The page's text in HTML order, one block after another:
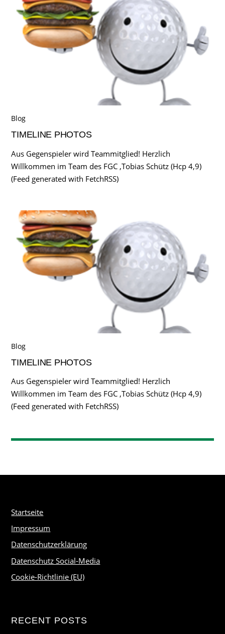
Blog
TIMELINE PHOTOS
Aus Gegenspieler wird Teammitglied! Herzlich
Willkommen im Team des FGC ,Tobias Schütz (Hcp 4,9)
(Feed generated with FetchRSS)
Blog
TIMELINE PHOTOS
Aus Gegenspieler wird Teammitglied! Herzlich
Willkommen im Team des FGC ,Tobias Schütz (Hcp 4,9)
(Feed generated with FetchRSS)
Startseite
Impressum
Datenschutzerklärung
Datenschutz Social-Media
Cookie-Richtlinie (EU)
RECENT POSTS